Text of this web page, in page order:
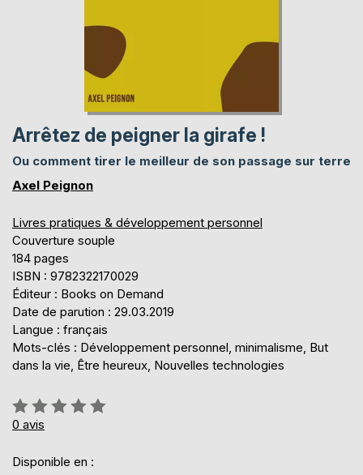
Arrêtez de peigner la girafe !
Ou comment tirer le meilleur de son passage sur terre
Axel Peignon
Livres pratiques & développement personnel
Couverture souple
184 pages
ISBN : 9782322170029
Éditeur : Books on Demand
Date de parution : 29.03.2019
Langue : français
Mots-clés : Développement personnel, minimalisme, But
dans la vie, Être heureux, Nouvelles technologies
Évaluation:
0%
0 avis
Disponible en :